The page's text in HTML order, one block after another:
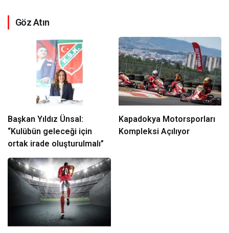
Göz Atın
Başkan Yıldız Ünsal:
“Kulübün geleceği için
ortak irade oluşturulmalı”
Kapadokya Motorsporları
Kompleksi Açılıyor